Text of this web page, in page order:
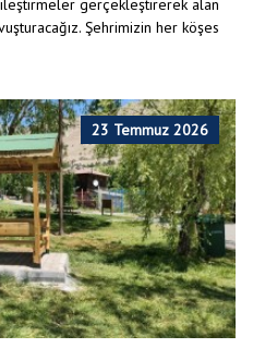
gerçekleştirerek alan
Şehrimizin her köşes
23 Temmuz 2026